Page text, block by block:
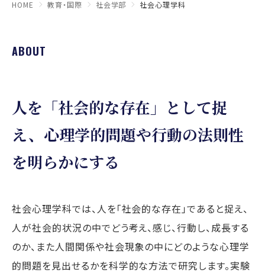
HOME 教育・国際 社会学部 社会心理学科
ABOUT
人を「社会的な存在」として捉
え、 心理学的問題や行動の法則性
を明らかにする
社会心理学科では、人を「社会的な存在」であると捉え、
人が社会的状況の中でどう考え、感じ、行動し、成長する
のか、また人間関係や社会現象の中にどのような心理学
的問題を見出せるかを科学的な方法で研究します。実験